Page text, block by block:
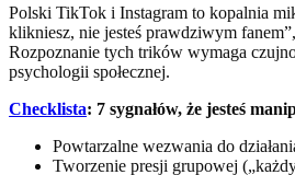
Polski TikTok i Instagram to kopalnia
klikniesz, nie jesteś prawdziwym
Rozpoznanie tych trików wymaga
psychologii społecznej.
Checklista: 7 sygnałów, że jesteś
Powtarzalne wezwania do
Tworzenie presji grupowej